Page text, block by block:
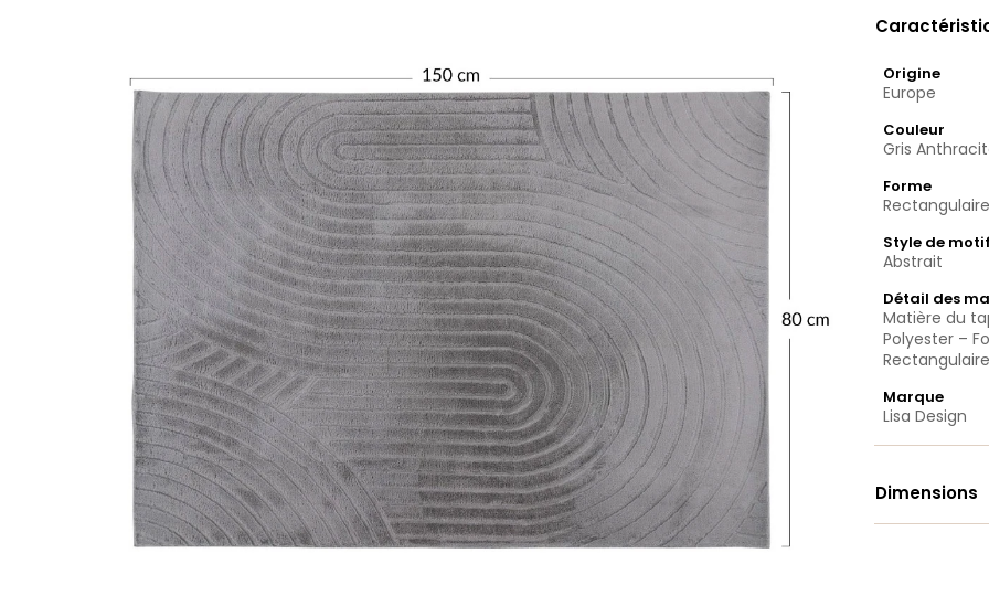
Origine
Europe
Couleur
Gris
Forme
Rectangulaire
Style de motif
Abstrait
Détail des
Matière du
Polyester –
Marque
Lisa Design
Dimensions